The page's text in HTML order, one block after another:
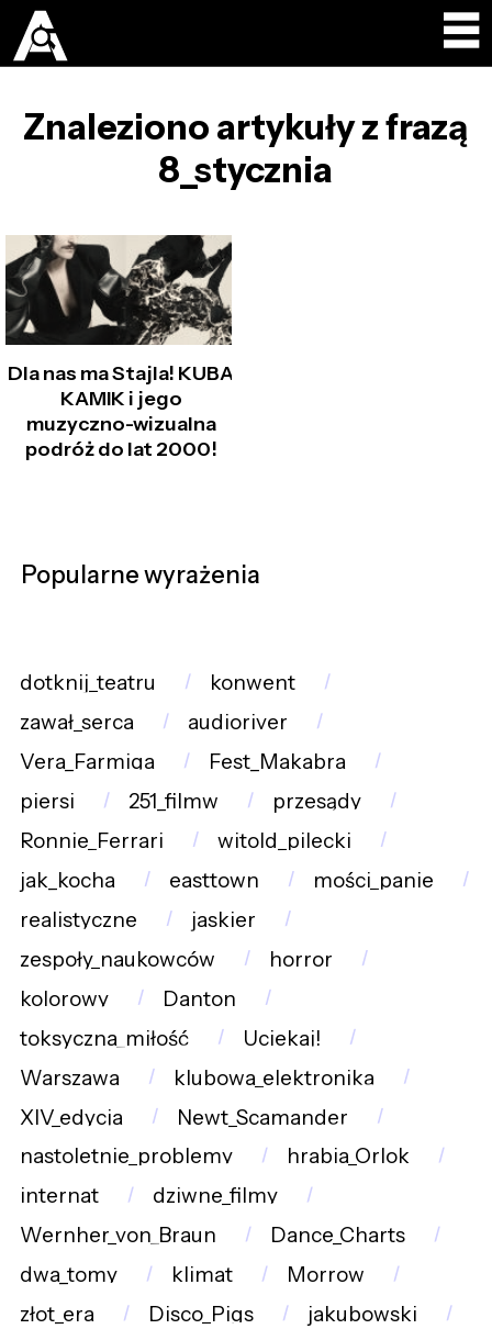
Znaleziono artykuły z frazą
8_stycznia
Dla nas ma Stajla! KUBA
KAMIK i jego
muzyczno-wizualna
podróż do lat 2000!
Popularne wyrażenia
dotknij_teatru
konwent
zawał_serca
audioriver
Vera_Farmiga
Fest_Makabra
piersi
251_filmw
przesądy
Ronnie_Ferrari
witold_pilecki
jak_kocha
easttown
mości_panie
realistyczne
jaskier
zespoły_naukowców
horror
kolorowy
Danton
toksyczna_miłość
Uciekaj!
Warszawa
klubowa_elektronika
XIV_edycja
Newt_Scamander
nastoletnie_problemy
hrabia_Orlok
internat
dziwne_filmy
Wernher_von_Braun
Dance_Charts
dwa_tomy
klimat
Morrow
złot_era
Disco_Pigs
jakubowski